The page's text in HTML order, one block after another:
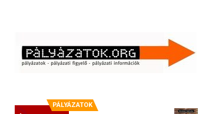
PÁLYÁZATOK